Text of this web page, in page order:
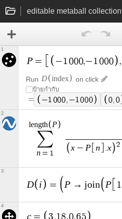
editable metaball collection
P = −1000,−1000 ,
Run D index
on click
ป้ายกำกับ
= −1000, −1000 0,0
1
length P
∑
n = 1
x − P n .x 2
2
D i = P → join P 1
3
c = 3.1 8,0.65
4